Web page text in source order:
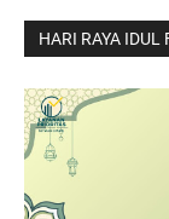
HARI RAYA